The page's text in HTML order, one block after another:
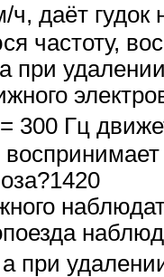
даёт
частоту,
при
300 Гц
при